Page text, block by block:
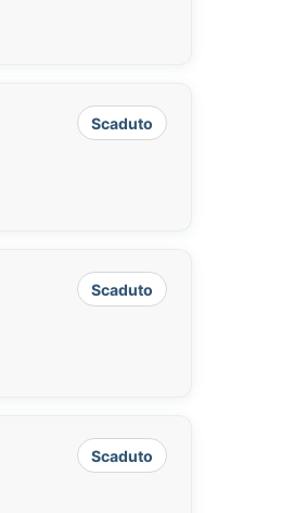
Scaduto
Scaduto
Scaduto